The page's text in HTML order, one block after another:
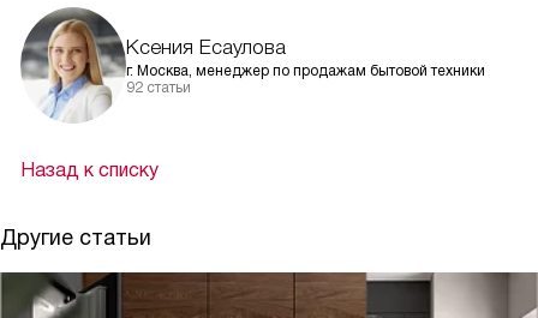
Ксения Есаулова
г. Москва, менеджер по продажам бытовой техники
92 статьи
Назад к списку
Другие статьи